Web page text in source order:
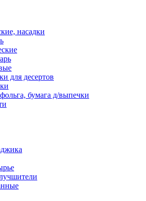
насадки
для десертов
бумага д/выпечки